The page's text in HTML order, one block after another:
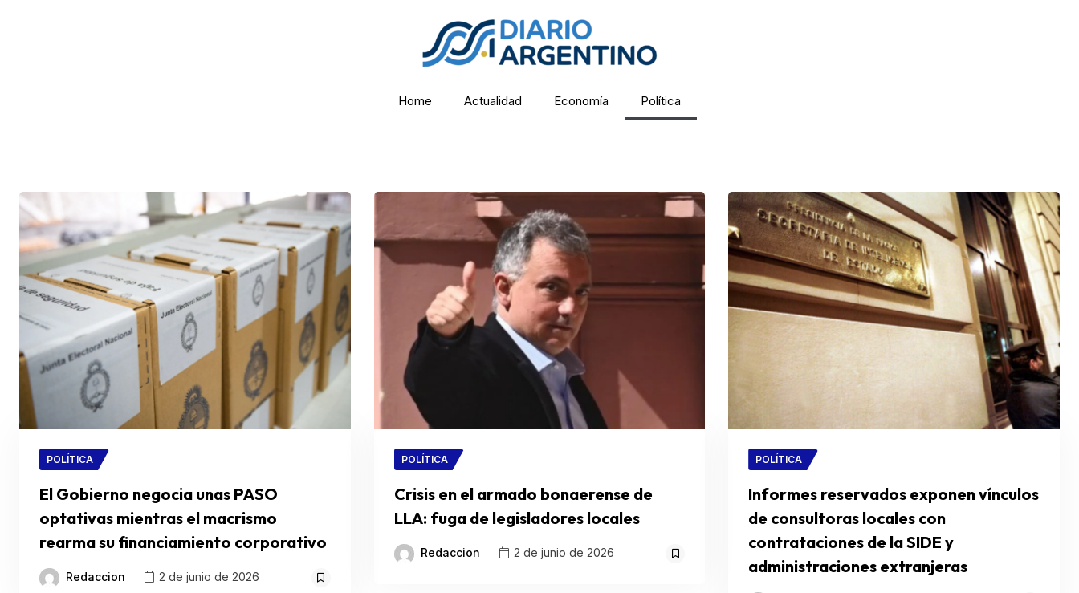
Home Actualidad Economía Política
POLÍTICA
El Gobierno negocia unas PASO
optativas mientras el macrismo
rearma su financiamiento corporativo
Redaccion 2 de junio de 2026
POLÍTICA
Crisis en el armado bonaerense de
LLA: fuga de legisladores locales
Redaccion 2 de junio de 2026
POLÍTICA
Informes reservados exponen vínculos
de consultoras locales con
contrataciones de la SIDE y
administraciones extranjeras